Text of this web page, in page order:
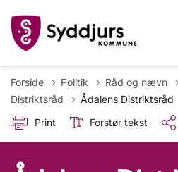
Forside Politik Råd og nævn
Distriktsråd
Ådalens Distriktsråd
Print
Forstør tekst